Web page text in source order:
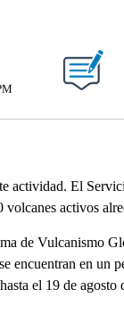
NEW PAGES ON "".
actividad. El
volcanes activos
de Vulcanismo
encuentran en un
el 19 de agosto